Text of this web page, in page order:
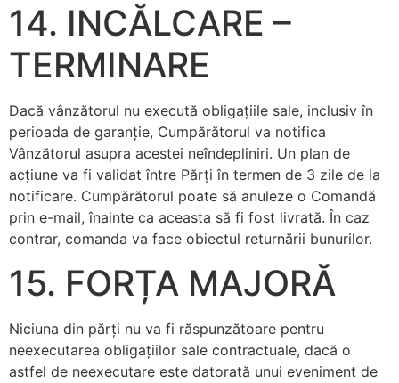
14. INCĂLCARE –
TERMINARE
Dacă vânzătorul nu execută obligaţiile sale, inclusiv în
perioada de garanţie, Cumpărătorul va notifica
Vânzătorul asupra acestei neîndepliniri. Un plan de
acţiune va fi validat între Părţi în termen de 3 zile de la
notificare. Cumpărătorul poate să anuleze o Comandă
prin e-mail, înainte ca aceasta să fi fost livrată. În caz
contrar, comanda va face obiectul returnării bunurilor.
15. FORȚA MAJORĂ
Niciuna din părţi nu va fi răspunzătoare pentru
neexecutarea obligaţiilor sale contractuale, dacă o
astfel de neexecutare este datorată unui eveniment de